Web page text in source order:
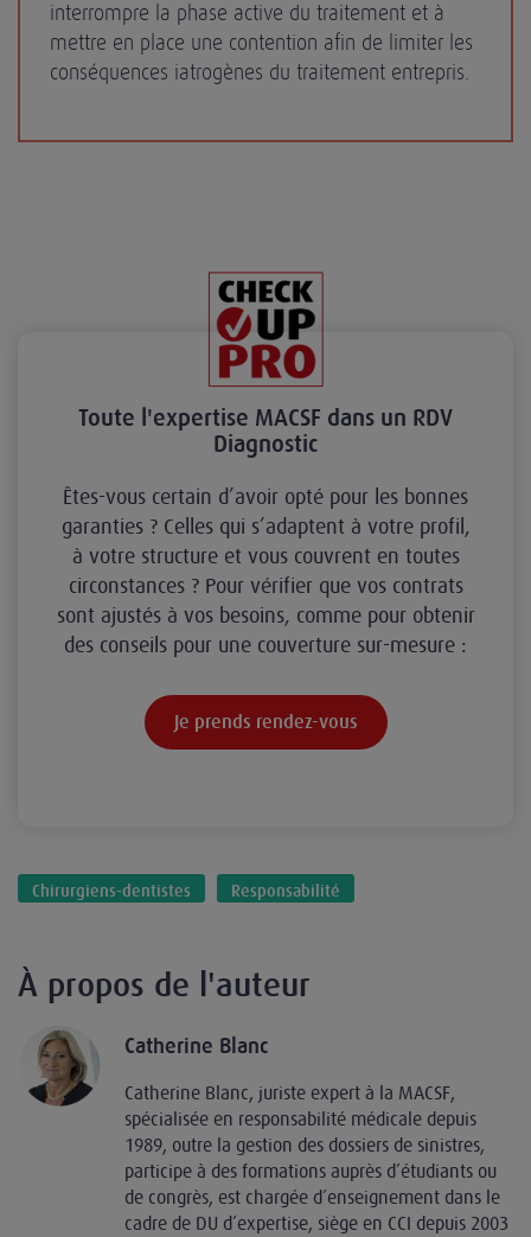
interrompre la phase active du traitement et à
mettre en place une contention afin de limiter les
conséquences iatrogènes du traitement entrepris.
Toute l'expertise MACSF dans un RDV
Diagnostic
Êtes-vous certain d’avoir opté pour les bonnes
garanties ? Celles qui s’adaptent à votre profil,
à votre structure et vous couvrent en toutes
circonstances ? Pour vérifier que vos contrats
sont ajustés à vos besoins, comme pour obtenir
des conseils pour une couverture sur-mesure :
Je prends rendez-vous
Chirurgiens-dentistes Responsabilité
À propos de l'auteur
Catherine Blanc
Catherine Blanc, juriste expert à la MACSF,
spécialisée en responsabilité médicale depuis
1989, outre la gestion des dossiers de sinistres,
participe à des formations auprès d’étudiants ou
de congrès, est chargée d’enseignement dans le
cadre de DU d’expertise, siège en CCI depuis 2003